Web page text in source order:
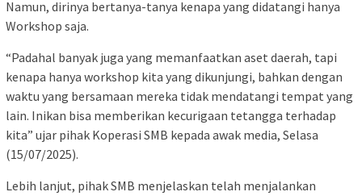
Namun, dirinya bertanya-tanya kenapa yang didatangi hanya
Workshop saja.
“Padahal banyak juga yang memanfaatkan aset daerah, tapi
kenapa hanya workshop kita yang dikunjungi, bahkan dengan
waktu yang bersamaan mereka tidak mendatangi tempat yang
lain. Inikan bisa memberikan kecurigaan tetangga terhadap
kita” ujar pihak Koperasi SMB kepada awak media, Selasa
(15/07/2025).
Lebih lanjut, pihak SMB menjelaskan telah menjalankan